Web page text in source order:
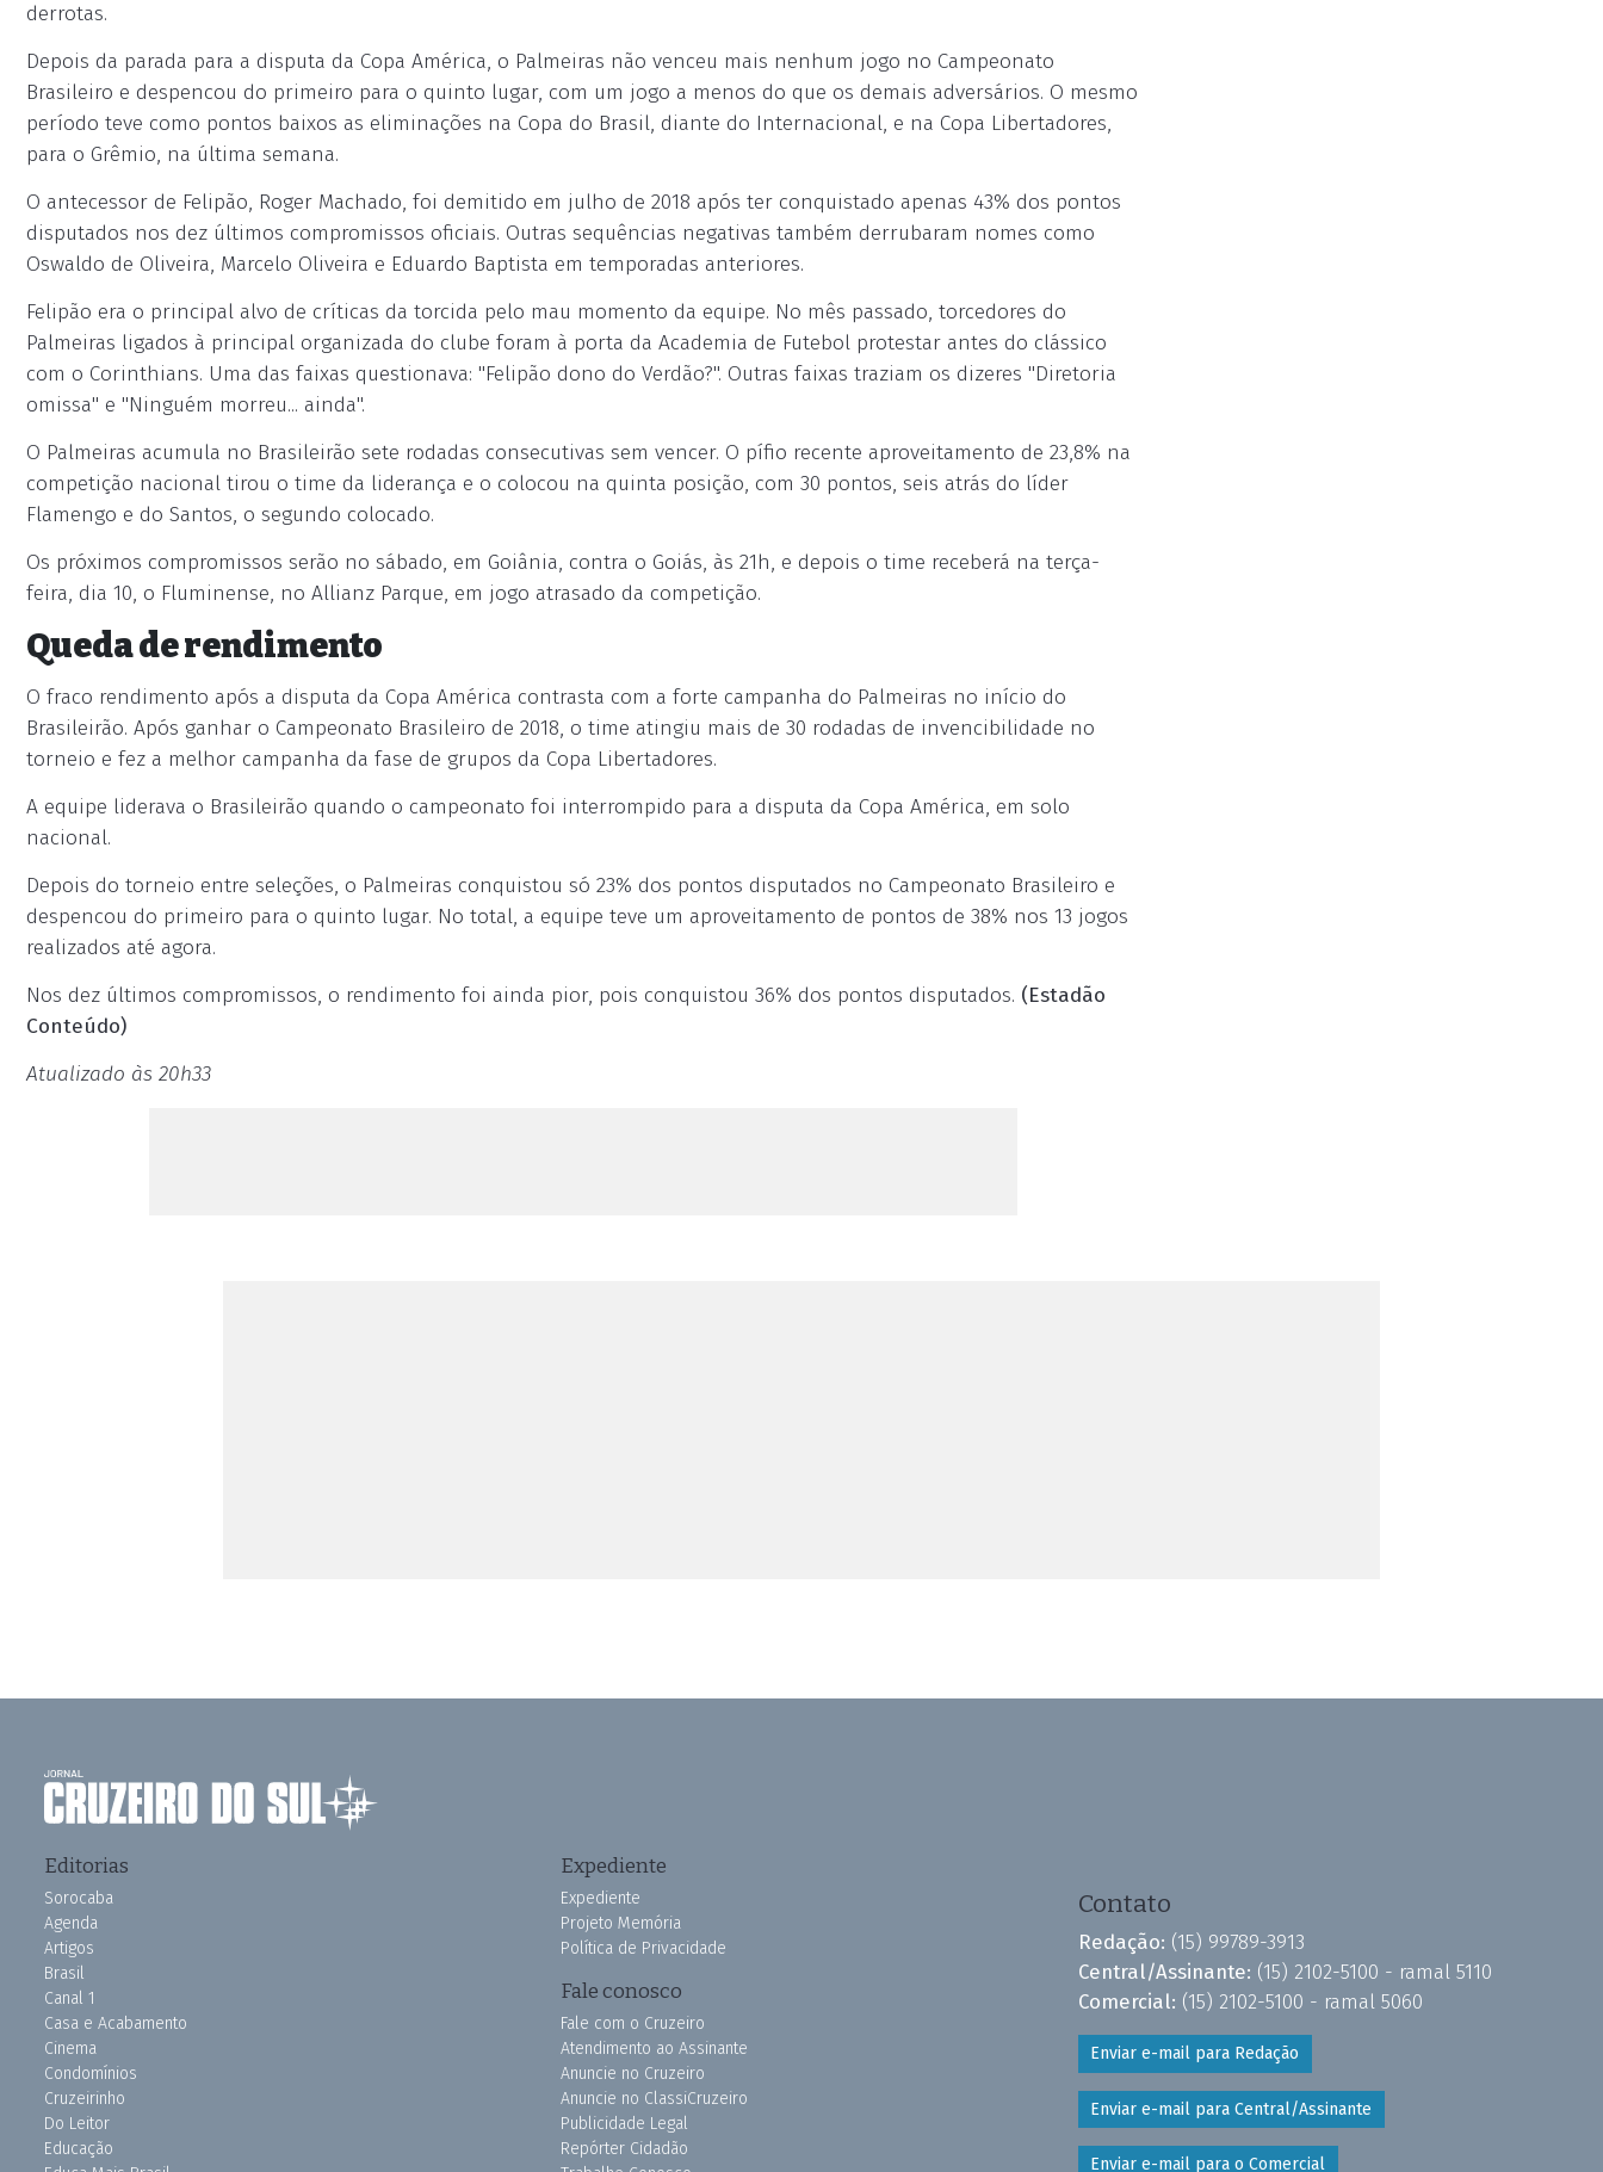
derrotas.
Depois da parada para a disputa da Copa América, o Palmeiras não venceu mais nenhum jogo no Campeonato
Brasileiro e despencou do primeiro para o quinto lugar, com um jogo a menos do que os demais adversários. O mesmo
período teve como pontos baixos as eliminações na Copa do Brasil, diante do Internacional, e na Copa Libertadores,
para o Grêmio, na última semana.
O antecessor de Felipão, Roger Machado, foi demitido em julho de 2018 após ter conquistado apenas 43% dos pontos
disputados nos dez últimos compromissos oficiais. Outras sequências negativas também derrubaram nomes como
Oswaldo de Oliveira, Marcelo Oliveira e Eduardo Baptista em temporadas anteriores.
Felipão era o principal alvo de críticas da torcida pelo mau momento da equipe. No mês passado, torcedores do
Palmeiras ligados à principal organizada do clube foram à porta da Academia de Futebol protestar antes do clássico
com o Corinthians. Uma das faixas questionava: "Felipão dono do Verdão?". Outras faixas traziam os dizeres "Diretoria
omissa" e "Ninguém morreu... ainda".
O Palmeiras acumula no Brasileirão sete rodadas consecutivas sem vencer. O pífio recente aproveitamento de 23,8% na
competição nacional tirou o time da liderança e o colocou na quinta posição, com 30 pontos, seis atrás do líder
Flamengo e do Santos, o segundo colocado.
Os próximos compromissos serão no sábado, em Goiânia, contra o Goiás, às 21h, e depois o time receberá na terça-
feira, dia 10, o Fluminense, no Allianz Parque, em jogo atrasado da competição.
Queda de rendimento
O fraco rendimento após a disputa da Copa América contrasta com a forte campanha do Palmeiras no início do
Brasileirão. Após ganhar o Campeonato Brasileiro de 2018, o time atingiu mais de 30 rodadas de invencibilidade no
torneio e fez a melhor campanha da fase de grupos da Copa Libertadores.
A equipe liderava o Brasileirão quando o campeonato foi interrompido para a disputa da Copa América, em solo
nacional.
Depois do torneio entre seleções, o Palmeiras conquistou só 23% dos pontos disputados no Campeonato Brasileiro e
despencou do primeiro para o quinto lugar. No total, a equipe teve um aproveitamento de pontos de 38% nos 13 jogos
realizados até agora.
Nos dez últimos compromissos, o rendimento foi ainda pior, pois conquistou 36% dos pontos disputados. (Estadão
Conteúdo)
Atualizado às 20h33
Editorias
Sorocaba
Agenda
Artigos
Brasil
Canal 1
Casa e Acabamento
Cinema
Condomínios
Cruzeirinho
Do Leitor
Educação
Expediente
Expediente
Projeto Memória
Política de Privacidade
Fale conosco
Fale com o Cruzeiro
Atendimento ao Assinante
Anuncie no Cruzeiro
Anuncie no ClassiCruzeiro
Publicidade Legal
Repórter Cidadão
Contato
Redação: (15) 99789-3913
Central/Assinante: (15) 2102-5100 - ramal 5110
Comercial: (15) 2102-5100 - ramal 5060
Enviar e-mail para Redação
Enviar e-mail para Central/Assinante
Enviar e-mail para o Comercial